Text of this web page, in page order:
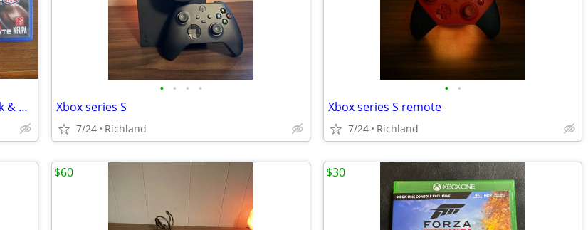
PS4 Sports Video Games, MLB Steel Book & Madden NFL PlayStation 4
• • • •
Xbox series S
7/24 Richland
• •
Xbox series S remote
7/24 Richland
$60 $30